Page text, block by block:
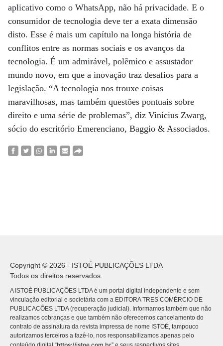
aplicativo como o WhatsApp, não há privacidade. E o
consumidor de tecnologia deve ter a exata dimensão
disto. Esse é mais um capítulo na longa história de
conflitos entre as normas sociais e os avanços da
tecnologia. É um admirável, polêmico e assustador
mundo novo, em que a inovação traz desafios para a
legislação. “A tecnologia nos trouxe coisas
maravilhosas, mas também questões pontuais sobre
direito e uma série de problemas”, diz Vinícius Zwarg,
sócio do escritório Emerenciano, Baggio & Associados.
Copyright © 2026 - ISTOÉ PUBLICAÇÕES LTDA
Todos os direitos reservados.
A ISTOÉ PUBLICAÇÕES LTDA é um portal digital independente e sem
vinculação editorial e societária com a EDITORA TRES COMÉRCIO DE
PUBLICACÕES LTDA (recuperação judicial). Informamos também que não
realizamos cobranças e que também não oferecemos cancelamento do
contrato de assinatura da revista impressa de nome ISTOÉ, tampouco
autorizamos terceiros a fazê-lo, nos responsabilizamos apenas pelo